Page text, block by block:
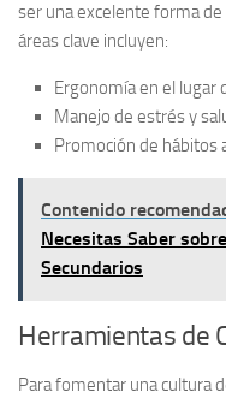
ser una excelente forma
áreas clave incluyen:
Ergonomía en el lugar
Manejo de estrés y
Promoción de hábitos
Contenido
Necesitas Saber
Secundarios
Herramientas de
Para fomentar una cultura